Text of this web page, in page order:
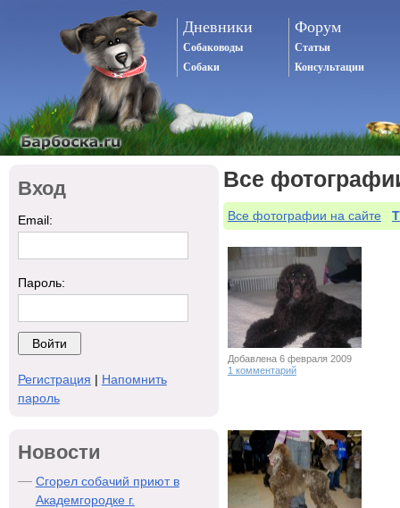
Дневники
Собаководы
Собаки
Форум
Статьи
Консультации
Все
Все фотографии на сайте
Добавлена 6 февраля 2009
1 комментарий
Вход
Email:
Пароль:
Регистрация | Напомнить
пароль
Новости
Сгорел собачий приют в
Академгородке г.